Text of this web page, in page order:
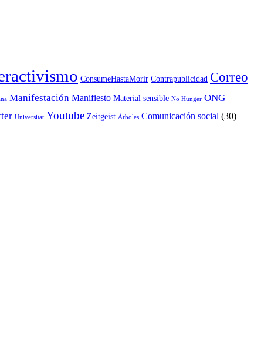
ConsumeHastaMorir Contrapublicidad Correo
Manifestación Manifiesto Material sensible No Hunger ONG
Universitat Youtube Zeitgeist Árboles Comunicación social (30)